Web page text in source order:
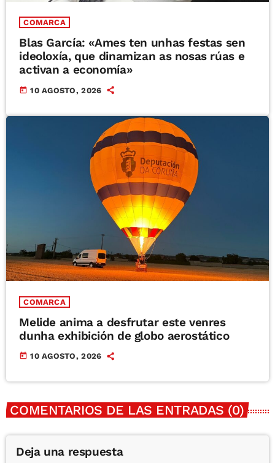
COMARCA
Blas García: «Ames ten unhas festas sen
ideoloxía, que dinamizan as nosas rúas e
activan a economía»
today 10 AGOSTO, 2026
COMARCA
Melide anima a desfrutar este venres
dunha exhibición de globo aerostático
today 10 AGOSTO, 2026
COMENTARIOS DE LAS ENTRADAS (0)
Deja una respuesta